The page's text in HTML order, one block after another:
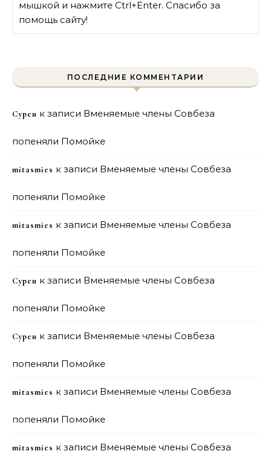
мышкой и нажмите Ctrl+Enter. Спасибо за
помощь сайту!
ПОСЛЕДНИЕ КОММЕНТАРИИ
Сурен к записи Вменяемые члены Совбеза
попеняли Помойке
mitasmies к записи Вменяемые члены Совбеза
попеняли Помойке
mitasmies к записи Вменяемые члены Совбеза
попеняли Помойке
Сурен к записи Вменяемые члены Совбеза
попеняли Помойке
Сурен к записи Вменяемые члены Совбеза
попеняли Помойке
mitasmies к записи Вменяемые члены Совбеза
попеняли Помойке
mitasmies к записи Вменяемые члены Совбеза